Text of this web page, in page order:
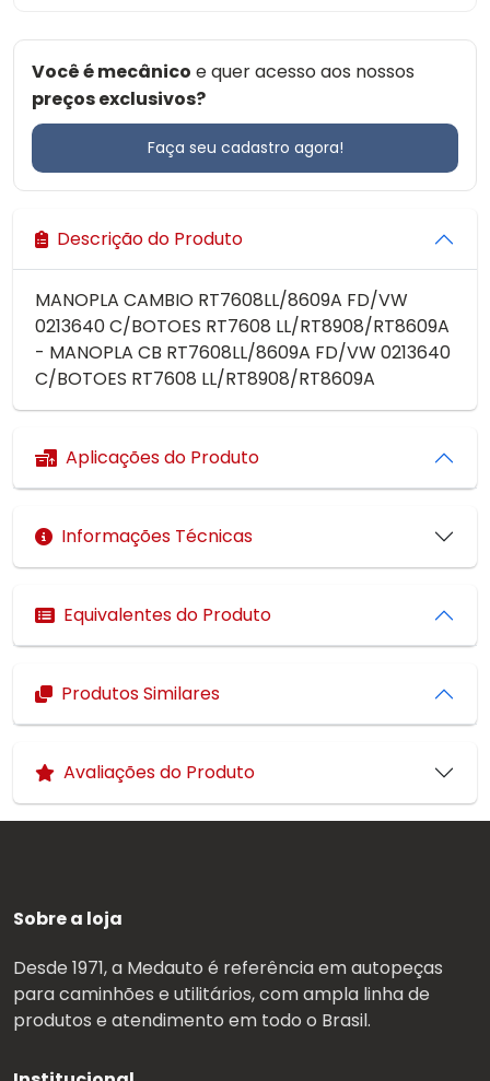
Você é mecânico e quer acesso aos nossos
preços exclusivos?
Faça seu cadastro agora!
Descrição do Produto
MANOPLA CAMBIO RT7608LL/8609A FD/VW
0213640 C/BOTOES RT7608 LL/RT8908/RT8609A
- MANOPLA CB RT7608LL/8609A FD/VW 0213640
C/BOTOES RT7608 LL/RT8908/RT8609A
Aplicações do Produto
Informações Técnicas
Equivalentes do Produto
Produtos Similares
Avaliações do Produto
Sobre a loja
Desde 1971, a Medauto é referência em autopeças
para caminhões e utilitários, com ampla linha de
produtos e atendimento em todo o Brasil.